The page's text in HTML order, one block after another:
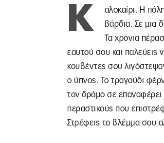
Κ
αλοκαίρι. Η
βάρδια. Σε μια
Τα χρόνια
εαυτού σου και παλεύεις
κουβέντες σου
ο ύπνος. Το τραγούδι
τον δρόμο σε επαναφέρει
περαστικούς που
Στρέφεις το βλέμμα σου